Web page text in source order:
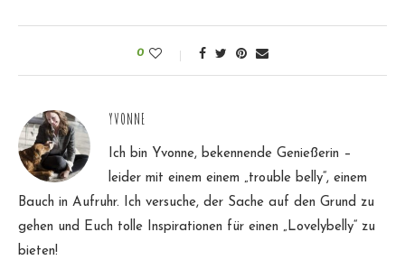
0
YVONNE
Ich bin Yvonne, bekennende Genießerin –
leider mit einem einem „trouble belly“, einem
Bauch in Aufruhr. Ich versuche, der Sache auf den Grund zu
gehen und Euch tolle Inspirationen für einen „Lovelybelly“ zu
bieten!